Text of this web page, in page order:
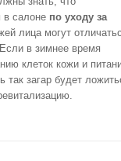
в салоне по уходу за
лица могут
в зимнее время
клеток кожи и
загар будет